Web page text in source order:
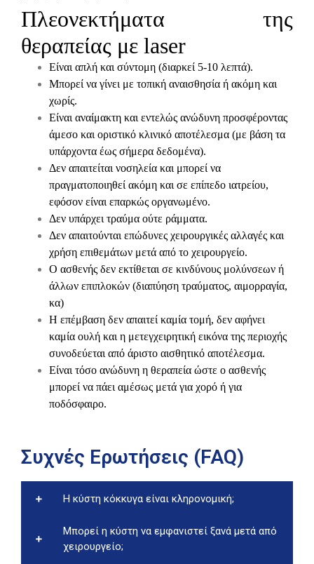
Πλεονεκτήματα της
θεραπείας με laser
Eίναι απλή και σύντομη (διαρκεί 5-10 λεπτά).
Μπορεί να γίνει με τοπική αναισθησία ή ακόμη και
χωρίς.
Είναι αναίμακτη και εντελώς ανώδυνη προσφέροντας
άμεσο και οριστικό κλινικό αποτέλεσμα (με βάση τα
υπάρχοντα έως σήμερα δεδομένα).
Δεν απαιτείται νοσηλεία και μπορεί να
πραγματοποιηθεί ακόμη και σε επίπεδο ιατρείου,
εφόσον είναι επαρκώς οργανωμένο.
Δεν υπάρχει τραύμα ούτε ράμματα.
Δεν απαιτούνται επώδυνες χειρουργικές αλλαγές και
χρήση επιθεμάτων μετά από το χειρουργείο.
Ο ασθενής δεν εκτίθεται σε κινδύνους μολύνσεων ή
άλλων επιπλοκών (διαπύηση τραύματος, αιμορραγία,
κα)
Η επέμβαση δεν απαιτεί καμία τομή, δεν αφήνει
καμία ουλή και η μετεγχειρητική εικόνα της περιοχής
συνοδεύεται από άριστο αισθητικό αποτέλεσμα.
Είναι τόσο ανώδυνη η θεραπεία ώστε ο ασθενής
μπορεί να πάει αμέσως μετά για χορό ή για
ποδόσφαιρο.
Συχνές Ερωτήσεις (FAQ)
Η κύστη κόκκυγα είναι κληρονομική;
Μπορεί η κύστη να εμφανιστεί ξανά μετά από
χειρουργείο;